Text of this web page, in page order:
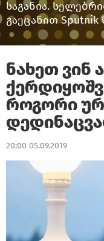
საგანია.
გაეცანით
ნახეთ ვინ
როგორი
20:00 05.09.2019